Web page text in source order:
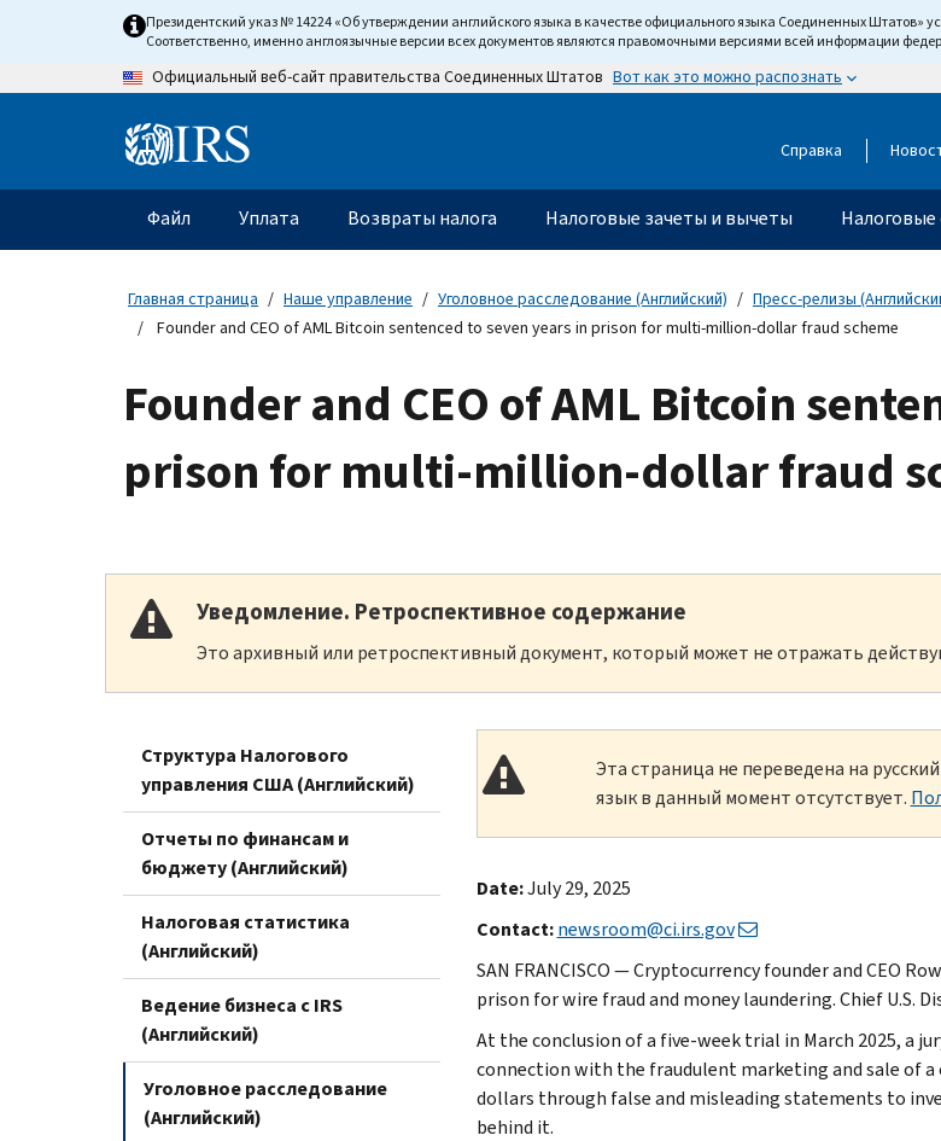
content
Президентский указ № 14224 «Об утверждении английского языка в качестве официального языка Соединенных
Соответственно, именно англоязычные версии всех документов являются правомочными версиями всей информации
Официальный веб-сайт правительства Соединенных Штатов Вот как это можно распознать
Information Справка
Главное
меню
Файл Уплата Возвраты налога Налоговые зачеты и вычеты
Главная страница Наше управление Уголовное расследование (Английский)
Пресс-релизы
Founder and CEO of AML Bitcoin sentenced to seven years in prison for multi-million-dollar fraud scheme
Founder and CEO of AML Bitcoin
prison for multi-million-dollar fraud
Уведомление. Ретроспективное содержание
Это архивный или ретроспективный документ, который может не отражать
Структура Налогового
управления США (Английский)
Отчеты по финансам и
бюджету (Английский)
Налоговая статистика
(Английский)
Ведение бизнеса с IRS
(Английский)
Уголовное расследование
(Английский)
Эта страница не переведена на
язык в данный момент отсутствует.
Date:July 29, 2025
Contact:newsroom@ci.irs.gov
SAN FRANCISCO — Cryptocurrency founder and CEO
prison for wire fraud and money laundering. Chief U.S.
At the conclusion of a five-week trial in March 2025, a
connection with the fraudulent marketing and sale of
dollars through false and misleading statements to
behind it.